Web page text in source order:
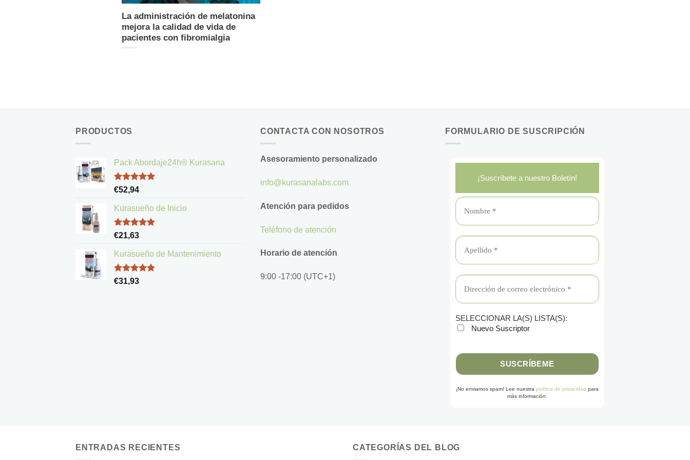
La administración de melatonina
mejora la calidad de vida de
pacientes con fibromialgia
PRODUCTOS
Pack Abordaje24h® Kurasana
Valorado
de 5
€52,94
Kurasueño de Inicio
Valorado
de 5
€21,63
Kurasueño de Mantenimiento
Valorado
€31,93
CONTACTA CON NOSOTROS
Asesoramiento personalizado
info@kurasanalabs.com
Atención para pedidos
Teléfono de atención
Horario de atención
9:00 -17:00 (UTC+1)
FORMULARIO DE SUSCRIPCIÓN
¡Suscríbete a nuestro Boletín!
SELECCIONAR LA(S) LISTA(S):
Nuevo Suscriptor
¡No enviamos spam! Lee nuestra política de privacidad para
más información.
ENTRADAS RECIENTES CATEGORÍAS DEL BLOG